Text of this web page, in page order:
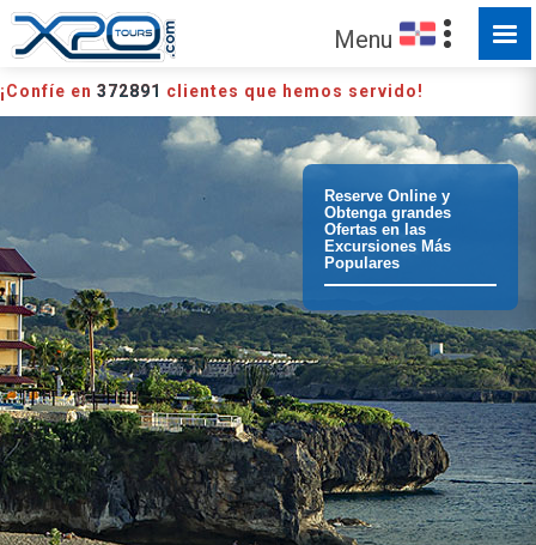
Menu
¡Confíe en 372891 clientes que hemos servido!
Reserve Online y
Obtenga grandes
Ofertas en las
Excursiones Más
Populares